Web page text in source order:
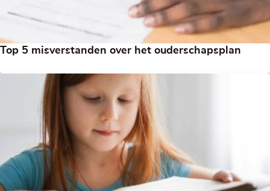
Top 5 misverstanden over het ouderschapsplan